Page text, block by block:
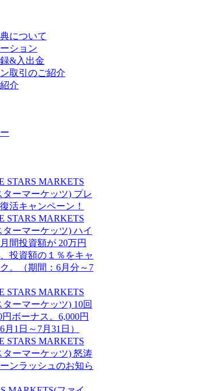
について
ション
&入出金
取引のご紹介
介
STARS MARKETS
ーマーケッツ) プレ
活キャンペーン！
STARS MARKETS
ーマーケッツ) ハイ
間投資額が 20万円
投資額の１％をキャ
。（期間：6月分～7
STARS MARKETS
ーマーケッツ) 10回
ボーナス。6,000円
1日～7月31日）
STARS MARKETS
ターマーケッツ) 怒涛
ンラッシュのお知ら